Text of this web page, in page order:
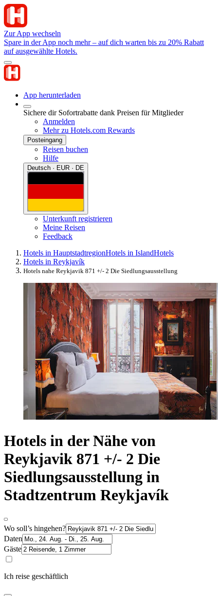
Zur App wechseln
Spare in der App noch mehr – auf dich warten bis zu 20% Rabatt
auf ausgewählte Hotels.
App herunterladen
Sichere dir Sofortrabatte dank Preisen für Mitglieder
Anmelden
Mehr zu Hotels.com Rewards
Posteingang
Reisen buchen
Hilfe
Deutsch · EUR · DE
Unterkunft registrieren
Meine Reisen
Feedback
Hotels in HauptstadtregionHotels in IslandHotels
Hotels in Reykjavík
Hotels nahe Reykjavik 871 +/- 2 Die Siedlungsausstellung
Hotels in der Nähe von
Reykjavik 871 +/- 2 Die
Siedlungsausstellung in
Stadtzentrum Reykjavík
Wo soll’s hingehen?
Daten
Gäste
Ich reise geschäftlich